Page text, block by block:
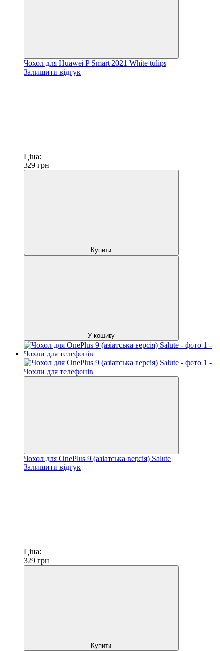
Чохол для Huawei P Smart 2021 White tulips
Залишити відгук
Ціна:
329 грн
Купити
У кошику
Чохол для OnePlus 9 (азіатська версія) Salute
Залишити відгук
Ціна:
329 грн
Купити